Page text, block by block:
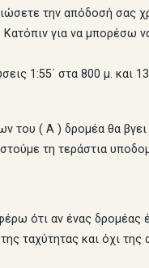
την απόδοσή
για να
1:55΄ στα 800 μ. και
του ( Α ) δρομέα θα
τη τεράστια
ότι αν ένας
ταχύτητας και όχι της